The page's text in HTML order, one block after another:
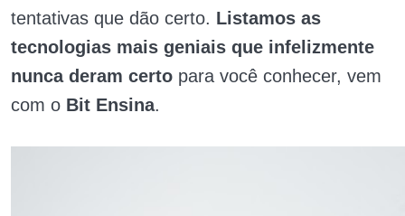
tentativas que dão certo. Listamos as
tecnologias mais geniais que infelizmente
nunca deram certo para você conhecer, vem
com o Bit Ensina.